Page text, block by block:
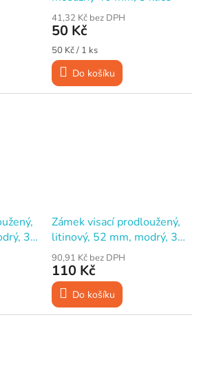
41,32 Kč bez DPH
50 Kč
Měrná
cena:
50 Kč / 1 ks
Do košíku
3
Zámek visací prodloužený,
litinový, 52 mm, modrý, 3
klíče
90,91 Kč bez DPH
110 Kč
Do košíku